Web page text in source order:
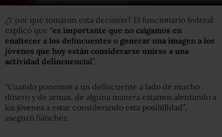
¿Y por qué tomaron esta decisión? El funcionario federal
explicó que “es importante que no caigamos en
enaltecer a los delincuentes o generar una imagen a los
jóvenes que hoy están considerarse unirse a una
actividad delincuencial”.
“Cuando ponemos a un delincuente a lado de mucho
dinero y de armas, de alguna manera estamos alentando a
los jóvenes a estar considerando esta posibilidad”,
aseguró Sánchez.